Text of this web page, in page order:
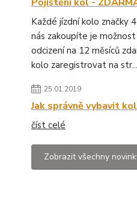
Každé jízdní kolo značky
nás zakoupíte je
odcizení na 12 měsíců
kolo zaregistrovat na str...
25.01.2019
Jak správně vybavit
číst celé
Zobrazit všechny